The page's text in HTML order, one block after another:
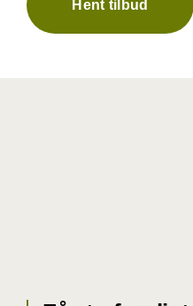
Hent tilbud